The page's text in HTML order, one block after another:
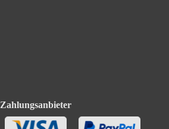
Zahlungsanbieter